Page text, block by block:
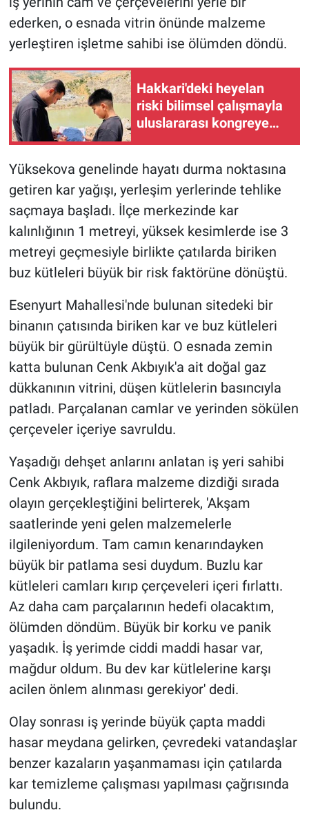
ederken, o esnada vitrin önünde malzeme
yerleştiren işletme sahibi ise ölümden döndü.
Hakkari'deki heyelan
riski bilimsel çalışmayla
uluslararası kongreye
Yüksekova genelinde hayatı durma noktasına
getiren kar yağışı, yerleşim yerlerinde tehlike
saçmaya başladı. İlçe merkezinde kar
kalınlığının 1 metreyi, yüksek kesimlerde ise 3
metreyi geçmesiyle birlikte çatılarda biriken
buz kütleleri büyük bir risk faktörüne dönüştü.
Esenyurt Mahallesi'nde bulunan sitedeki bir
binanın çatısında biriken kar ve buz kütleleri
büyük bir gürültüyle düştü. O esnada zemin
katta bulunan Cenk Akbıyık'a ait doğal gaz
dükkanının vitrini, düşen kütlelerin basıncıyla
patladı. Parçalanan camlar ve yerinden sökülen
çerçeveler içeriye savruldu.
Yaşadığı dehşet anlarını anlatan iş yeri sahibi
Cenk Akbıyık, raflara malzeme dizdiği sırada
olayın gerçekleştiğini belirterek, 'Akşam
saatlerinde yeni gelen malzemelerle
ilgileniyordum. Tam camın kenarındayken
büyük bir patlama sesi duydum. Buzlu kar
kütleleri camları kırıp çerçeveleri içeri fırlattı.
Az daha cam parçalarının hedefi olacaktım,
ölümden döndüm. Büyük bir korku ve panik
yaşadık. İş yerimde ciddi maddi hasar var,
mağdur oldum. Bu dev kar kütlelerine karşı
acilen önlem alınması gerekiyor' dedi.
Olay sonrası iş yerinde büyük çapta maddi
hasar meydana gelirken, çevredeki vatandaşlar
benzer kazaların yaşanmaması için çatılarda
kar temizleme çalışması yapılması çağrısında
bulundu.